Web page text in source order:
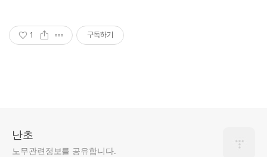
1 구독하기
난초
노무관련정보를 공유합니다.